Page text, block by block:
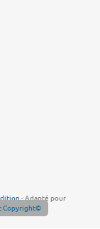
- Adapté pour
Copyright©